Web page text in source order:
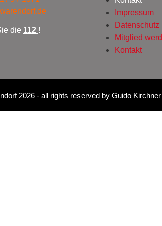
die 112 !
Impressum
Datenschutz
Mitglied
Kontakt
2026- all rights reserved by Guido Kirchner